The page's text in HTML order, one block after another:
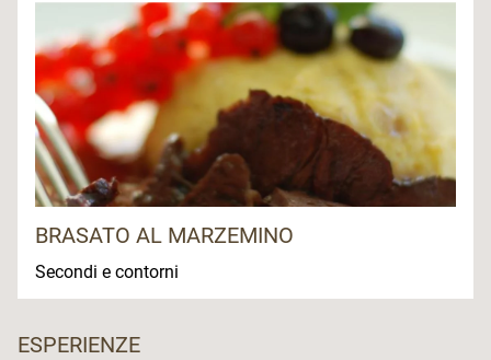
BRASATO AL MARZEMINO
Secondi e contorni
ESPERIENZE